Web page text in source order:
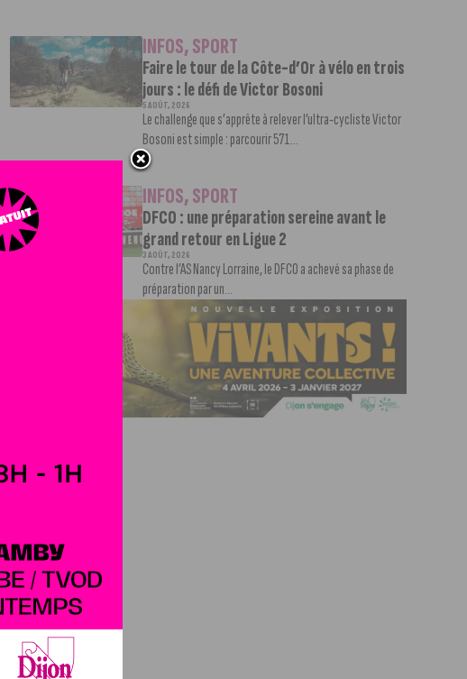
INFOS,SPORT
Faire le tour de la Côte-d’Or à vélo en trois
jours : le défi de Victor Bosoni
5 AOÛT, 2026
Le challenge que s’apprête à relever l’ultra-cycliste Victor
Bosoni est simple : parcourir 571...
INFOS,SPORT
DFCO : une préparation sereine avant le
grand retour en Ligue 2
3 AOÛT, 2026
Contre l’AS Nancy Lorraine, le DFCO a achevé sa phase de
préparation par un...